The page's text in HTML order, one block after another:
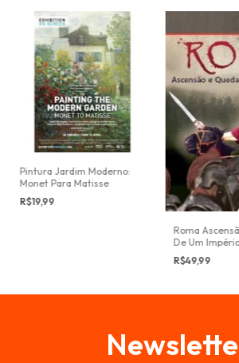
Pintura Jardim Moderno:
Monet Para Matisse
R$19,99
Roma
De Um
R$49,99